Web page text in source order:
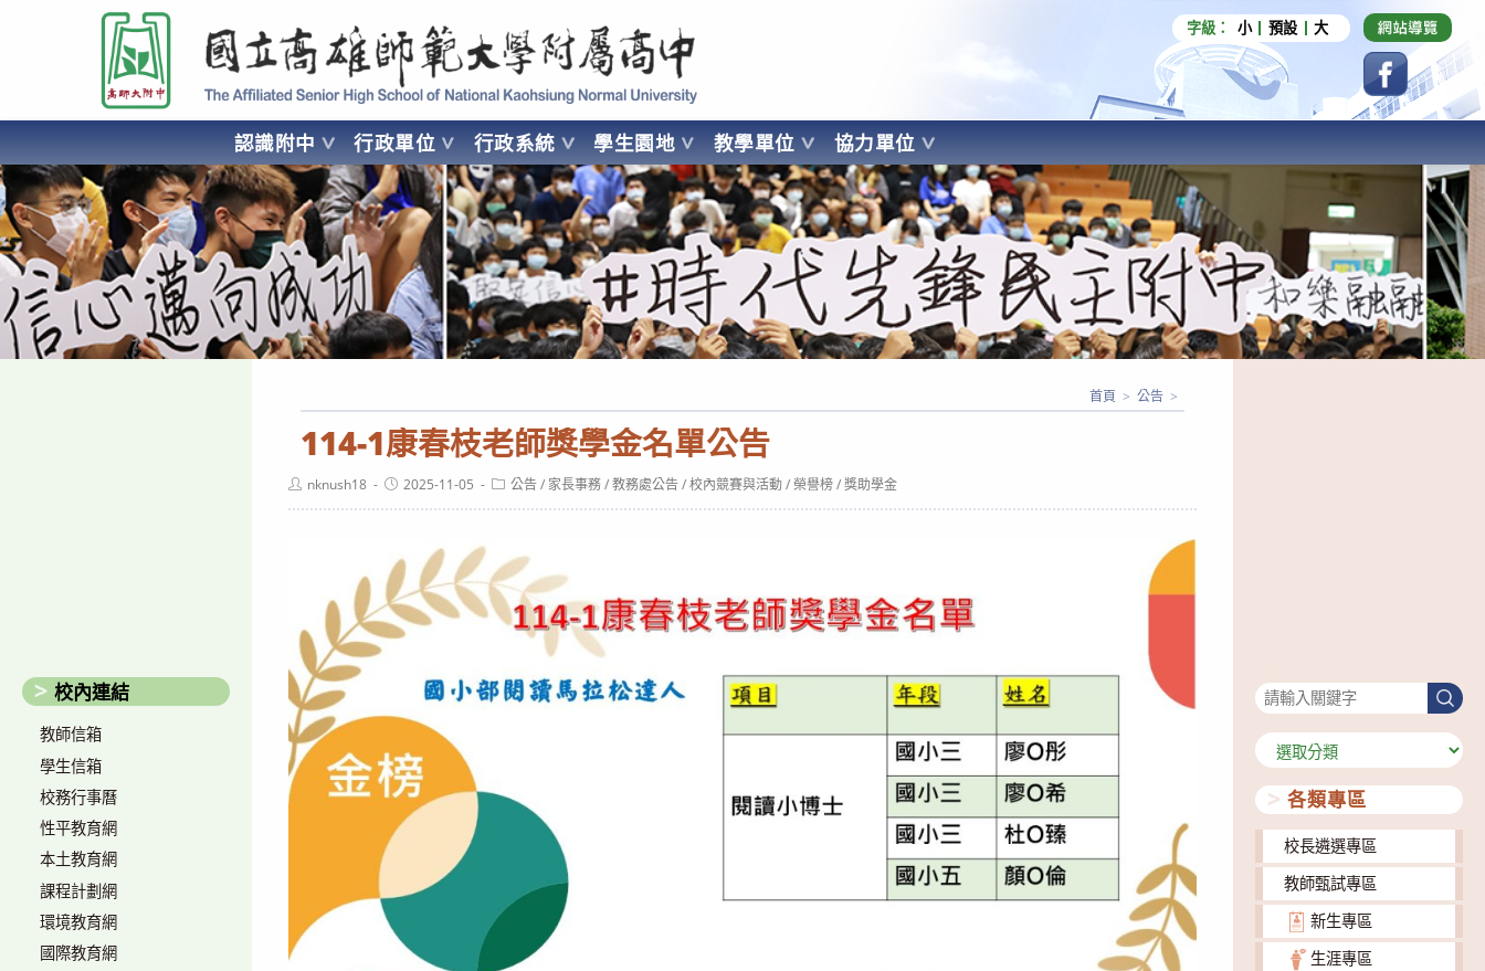
要
容
國立高雄師範大學附屬高級中學 Affiliated Senior High School of National Kaohsiung Normal University
字級： 小 預設 大
認識附中 行政單位 行政系統 學生園地 教學單位 協力單位
AFFILIATED SENIOR HIGH SCHOOL OF NATIONAL KAOHSIUNG NORMAL UNIVERSITY
114-1康春枝老師獎學金名單公告
首頁 > 公告 >
Postnknush18
Post2025-11-05
Post公告 / 家長事務 / 教務處公告 / 校內競賽與活動 / 榮譽榜 / 獎助學金
校內連結
教師信箱
學生信箱
校務行事曆
性平教育網
本土教育網
課程計劃網
環境教育網
國際教育網
搜
尋
分
類
各類專區
校長遴選專區
教師甄試專區
新生專區
生涯專區